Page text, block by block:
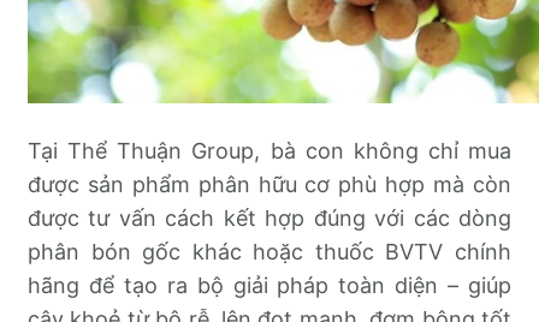
Tại Thể Thuận Group, bà con không chỉ mua
được sản phẩm phân hữu cơ phù hợp mà còn
được tư vấn cách kết hợp đúng với các dòng
phân bón gốc khác hoặc thuốc BVTV chính
hãng để tạo ra bộ giải pháp toàn diện – giúp